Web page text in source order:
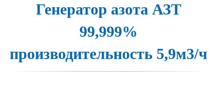
Генера­тор а­зо­та АЗТ
99,999%
про­из­во­ди­тель­ность 5,9м3/ч